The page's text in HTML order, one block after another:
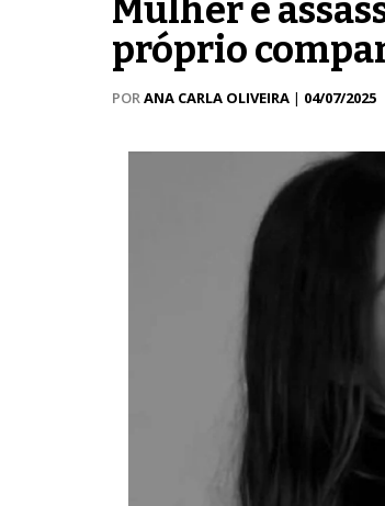
Mulher é
próprio
PORANA CARLA OLIVEIRA | 04/07/2025